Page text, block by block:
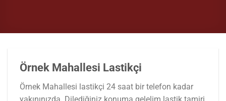
Örnek Mahallesi Lastikçi
Örnek Mahallesi lastikçi 24 saat bir telefon kadar